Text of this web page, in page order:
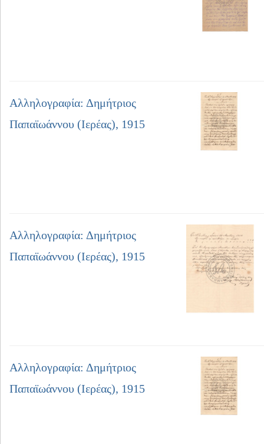
Αλληλογραφία: Δημήτριος
Παπαϊωάννου (Ιερέας), 1915
Αλληλογραφία: Δημήτριος
Παπαϊωάννου (Ιερέας), 1915
Αλληλογραφία: Δημήτριος
Παπαϊωάννου (Ιερέας), 1915